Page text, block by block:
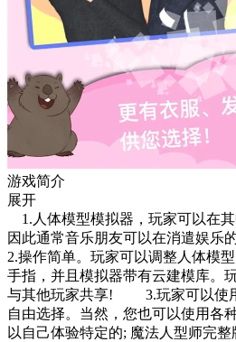
游戏简介
展开
1.人体模型模拟器，玩家可以在其
因此通常音乐朋友可以在消遣娱
2.操作简单。玩家可以调整人体模
手指，并且模拟器带有云建模库。
与其他玩家共享! 3.玩家可以使
自由选择。当然，您也可以使用各
以自己体验特定的; 魔法人型师